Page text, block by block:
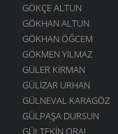
GÖKÇE ALTUN
GÖKHAN ALTUN
GÖKHAN ÖĞCEM
GÖKMEN YILMAZ
GÜLER KIRMAN
GÜLIZAR URHAN
GÜLNEVAL KARAGÖZ
GÜLPAŞA DURSUN
GÜLTEKIN ORAL